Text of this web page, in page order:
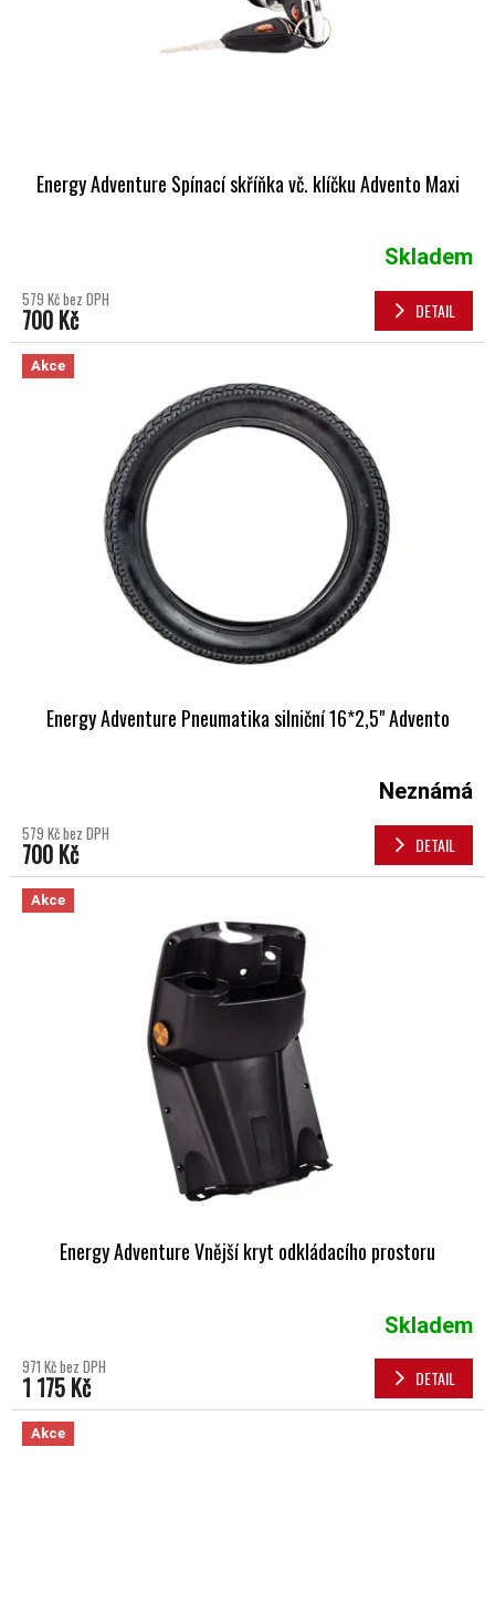
Energy Adventure Spínací skříňka vč. klíčku Advento Maxi
Skladem
579 Kč bez DPH
700 Kč DETAIL
Akce
Energy Adventure Pneumatika silniční 16*2,5" Advento
Neznámá
579 Kč bez DPH
700 Kč DETAIL
Akce
Energy Adventure Vnější kryt odkládacího prostoru
Skladem
971 Kč bez DPH
1 175 Kč DETAIL
Akce